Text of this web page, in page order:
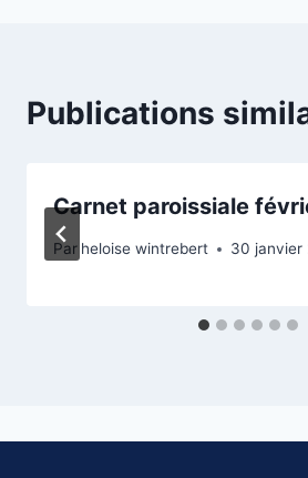
Publications
Carnet paroissiale
Par heloise wintrebert 30 janvier